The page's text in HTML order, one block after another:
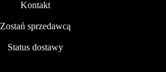
Kontakt
Zostań sprzedawcą
Status dostawy